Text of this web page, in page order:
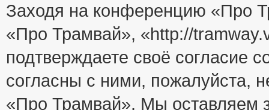
Заходя на конференцию «Про
«Про Трамвай», «http://
подтверждаете своё
согласны с ними, пожалуйста,
«Про Трамвай». Мы оставляем